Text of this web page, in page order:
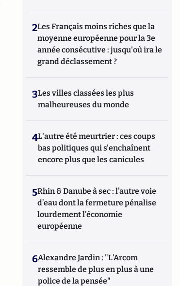
2Les Français moins riches que la
moyenne européenne pour la 3e
année consécutive : jusqu'où ira le
grand déclassement ?
3Les villes classées les plus
malheureuses du monde
4L'autre été meurtrier : ces coups
bas politiques qui s'enchaînent
encore plus que les canicules
5Rhin & Danube à sec : l’autre voie
d’eau dont la fermeture pénalise
lourdement l’économie
européenne
6Alexandre Jardin : "L'Arcom
ressemble de plus en plus à une
police de la pensée"